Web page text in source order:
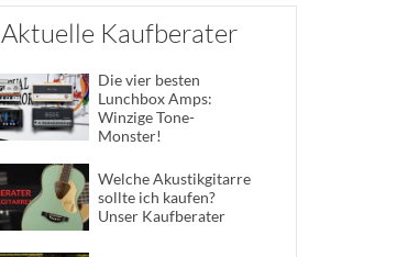
Aktuelle Kaufberater
Die vier besten
Lunchbox Amps:
Winzige Tone-
Monster!
Welche Akustikgitarre
sollte ich kaufen?
Unser Kaufberater